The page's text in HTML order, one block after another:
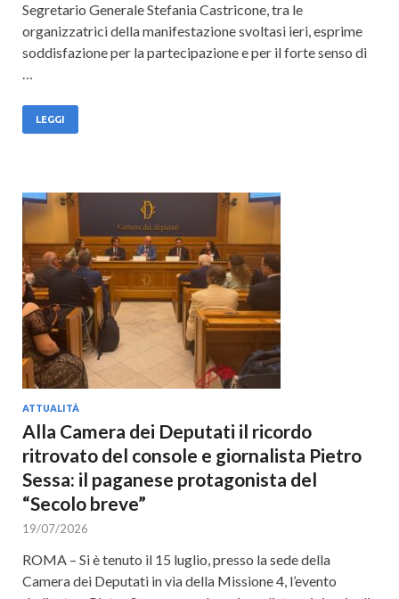
Segretario Generale Stefania Castricone, tra le
organizzatrici della manifestazione svoltasi ieri, esprime
soddisfazione per la partecipazione e per il forte senso di
…
LEGGI
ATTUALITÀ
Alla Camera dei Deputati il ricordo
ritrovato del console e giornalista Pietro
Sessa: il paganese protagonista del
“Secolo breve”
19/07/2026
ROMA – Si è tenuto il 15 luglio, presso la sede della
Camera dei Deputati in via della Missione 4, l’evento